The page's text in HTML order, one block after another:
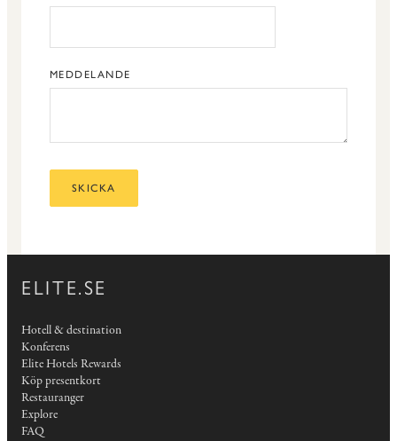
MEDDELANDE
SKICKA
ELITE.SE
Hotell & destination
Konferens
Elite Hotels Rewards
Köp presentkort
Restauranger
Explore
FAQ